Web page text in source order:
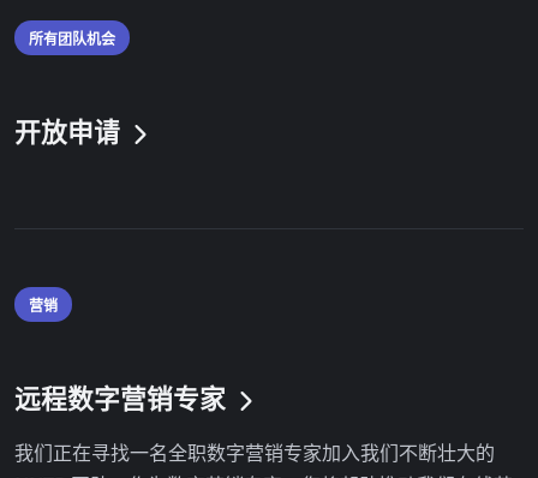
所有团队机会
开放申请
营销
远程数字营销专家
我们正在寻找一名全职数字营销专家加入我们不断壮大的